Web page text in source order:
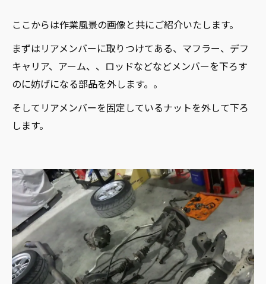
ここからは作業風景の画像と共にご紹介いたします。
まずはリアメンバーに取りつけてある、マフラー、デフ
キャリア、アーム、、ロッドなどなどメンバーを下ろす
のに妨げになる部品を外します。。
そしてリアメンバーを固定しているナットを外して下ろ
します。